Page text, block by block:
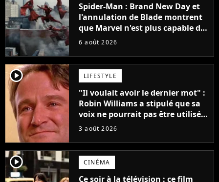
Spider-Man : Brand New Day et
l'annulation de Blade montrent
que Marvel n'est plus capable de
faire quoi que ce soit de simple
6 août 2026
player2 LIFESTYLE
"Il voulait avoir le dernier mot" :
Robin Williams a stipulé que sa
voix ne pourrait pas être utilisée
avant 2039, pourtant Disney
inédits
3 août 2026
player2 CINÉMA
Ce soir à la télévision : ce film